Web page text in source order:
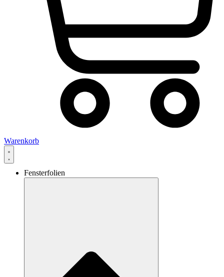
Warenkorb
Fensterfolien